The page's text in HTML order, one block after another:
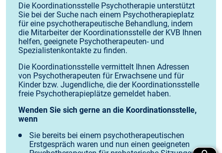
Die Koordinationsstelle Psychotherapie unterstützt
Sie bei der Suche nach einem Psychotherapieplatz
für eine psychotherapeutische Behandlung, indem
die Mitarbeiter der Koordinationsstelle der KVB Ihnen
helfen, geeignete Psychotherapeuten- und
Spezialistenkontakte zu finden.
Die Koordinationsstelle vermittelt Ihnen Adressen
von Psychotherapeuten für Erwachsene und für
Kinder bzw. Jugendliche, die der Koordinationsstelle
freie Psychotherapieplätze gemeldet haben.
Wenden Sie sich gerne an die Koordinationsstelle,
wenn
Sie bereits bei einem psychotherapeutischen
Erstgespräch waren und nun einen geeigneten